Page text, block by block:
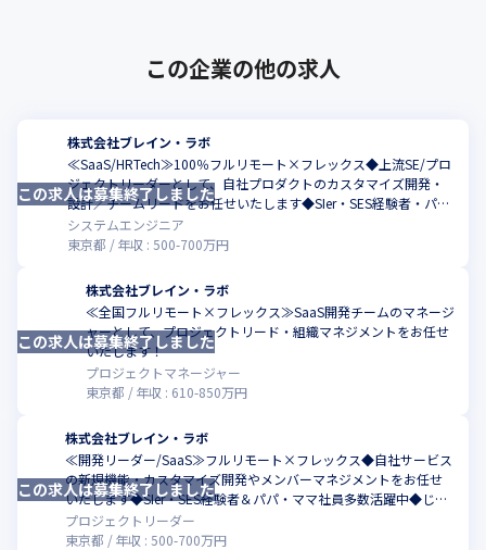
この企業の他の求人
株式会社ブレイン・ラボ
≪SaaS/HRTech≫100％フルリモート×フレックス◆上流SE/プロ
ジェクトリーダーとして、自社プロダクトのカスタマイズ開発・
設計／チームリードをお任せいたします◆SIer・SES経験者・パパ
ママ社員多数活躍中！
システムエンジニア
東京都
年収 : 500-700万円
この求人は募集終了しました
株式会社ブレイン・ラボ
≪全国フルリモート×フレックス≫SaaS開発チームのマネージ
ャーとして、プロジェクトリード・組織マネジメントをお任せ
いたします！
プロジェクトマネージャー
東京都
年収 : 610-850万円
この求人は募集終了しました
株式会社ブレイン・ラボ
≪開発リーダー/SaaS≫フルリモート×フレックス◆自社サービス
の新規機能・カスタマイズ開発やメンバーマネジメントをお任せ
いたします◆SIer・SES経験者＆パパ・ママ社員多数活躍中◆じげ
んグループ(東証プライム市場上場)
プロジェクトリーダー
東京都
年収 :500-700万円
この求人は募集終了しました